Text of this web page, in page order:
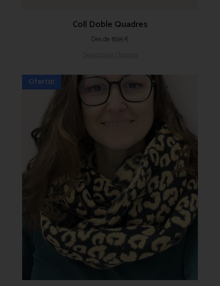
Coll Doble Quadres
Des de18,95€
Oferta!